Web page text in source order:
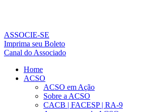
conteúdo
ASSOCIE-SE
Imprima seu Boleto
Canal do Associado
Home
ACSO
ACSO em Ação
Sobre a ACSO
CACB | FACESP | RA-9